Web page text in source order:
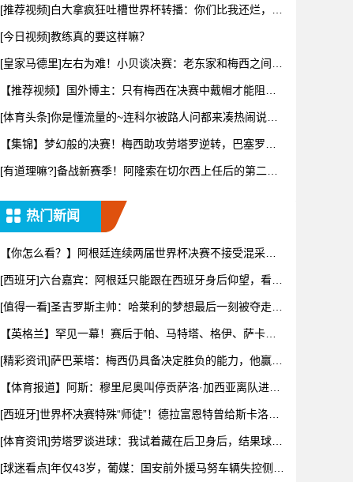
[推荐视频]白大拿疯狂吐槽世界杯转播：你们比我还烂，我
[今日视频]教练真的要这样嘛？
[皇家马德里]左右为难！小贝谈决赛：老东家和梅西之间难
【推荐视频】国外博主：只有梅西在决赛中戴帽才能阻止
[体育头条]你是懂流量的~连科尔被路人问都来凑热闹说勇
【集锦】梦幻般的决赛！梅西助攻劳塔罗逆转，巴塞罗那
[有道理嘛?]备战新赛季！阿隆索在切尔西上任后的第二堂
热门新闻
【你怎么看？】阿根廷连续两届世界杯决赛不接受混采！
[西班牙]六台嘉宾：阿根廷只能跟在西班牙身后仰望，看着
[值得一看]圣吉罗斯主帅：哈莱利的梦想最后一刻被夺走，
【英格兰】罕见一幕！赛后于帕、马特塔、格伊、萨卡等
[精彩资讯]萨巴莱塔：梅西仍具备决定胜负的能力，他赢得
【体育报道】阿斯：穆里尼奥叫停贡萨洛·加西亚离队进
[西班牙]世界杯决赛特殊“师徒”！德拉富恩特曾给斯卡洛尼
[体育资讯]劳塔罗谈进球：我试着藏在后卫身后，结果球刚
[球迷看点]年仅43岁，葡媒：国安前外援马努车辆失控侧